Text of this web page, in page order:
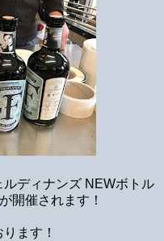
ディナンズ NEWボトル
開催されます！
ます！